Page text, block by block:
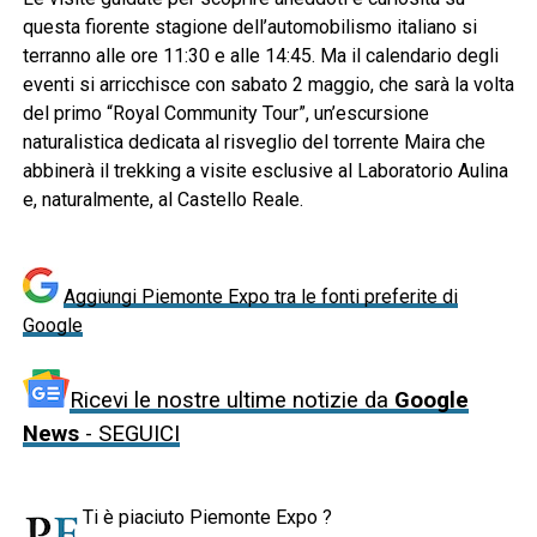
questa fiorente stagione dell’automobilismo italiano si
terranno alle ore 11:30 e alle 14:45. Ma il calendario degli
eventi si arricchisce con sabato 2 maggio, che sarà la volta
del primo “Royal Community Tour”, un’escursione
naturalistica dedicata al risveglio del torrente Maira che
abbinerà il trekking a visite esclusive al Laboratorio Aulina
e, naturalmente, al Castello Reale.
Aggiungi Piemonte Expo tra le fonti preferite di
Google
Ricevi le nostre ultime notizie da Google
News- SEGUICI
Ti è piaciuto Piemonte Expo ?